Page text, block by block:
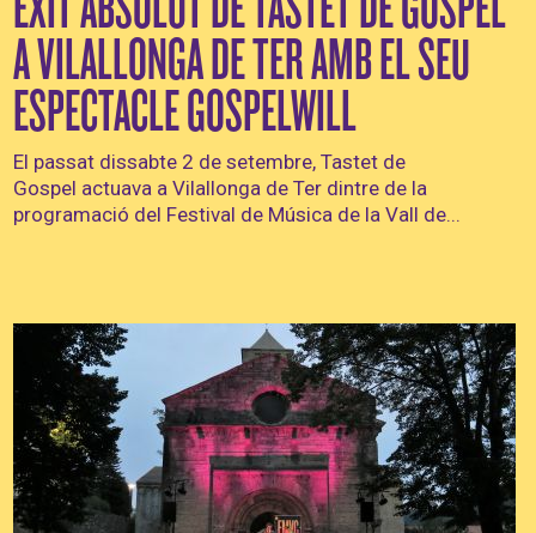
A VILALLONGA DE TER AMB EL SEU
ESPECTACLE GOSPELWILL
El passat dissabte 2 de setembre, Tastet de
Gospel actuava a Vilallonga de Ter dintre de la
programació del Festival de Música de la Vall de...